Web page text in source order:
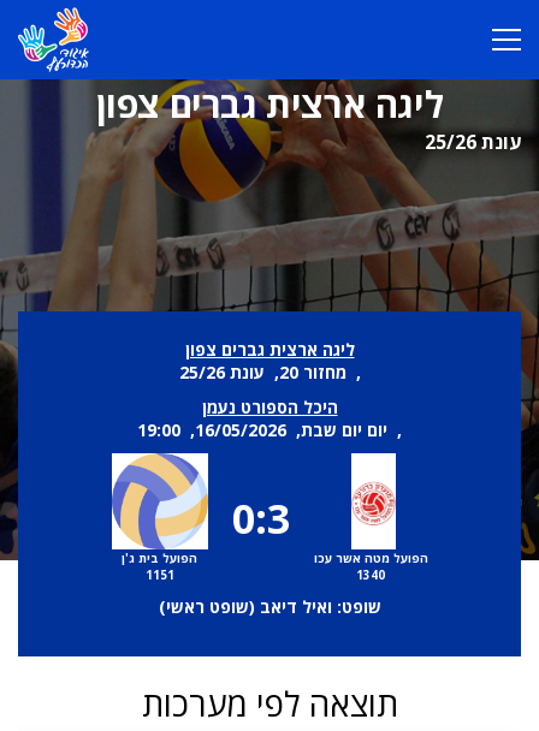
ליגה ארצית גברים צפון
עונת 25/26
ליגה ארצית גברים צפון
, מחזור 20, עונת 25/26
היכל הספורט נעמן
, יום יום שבת, 16/05/2026, 19:00
הפועל מטה אשר עכו
1340
0:3
הפועל בית ג'ן
1151
שופט: ואיל דיאב (שופט ראשי)
תוצאה לפי מערכות